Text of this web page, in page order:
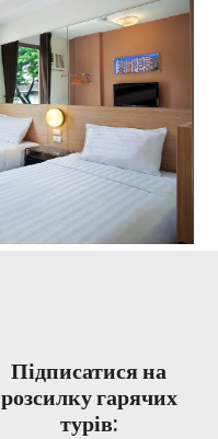
Підписатися на
розсилку гарячих
турів: